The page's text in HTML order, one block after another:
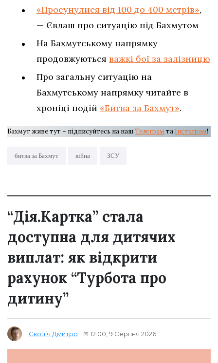
«Просунулися від 100 до 400 метрів»,
— Євлаш про ситуацію під Бахмутом
На Бахмутському напрямку
продовжуються важкі бої за залізницю
Про загальну ситуацію на
Бахмутському напрямку читайте в
хроніці подій «Битва за Бахмут».
Бахмут живе тут – підписуйтесь на нашТелеграм та Інстаграм!
битва за Бахмут війна ЗСУ
“Дія.Картка” стала
доступна для дитячих
виплат: як відкрити
рахунок “Турбота про
дитину”
Скопіч Дмитро 12:00, 9 Серпня 2026